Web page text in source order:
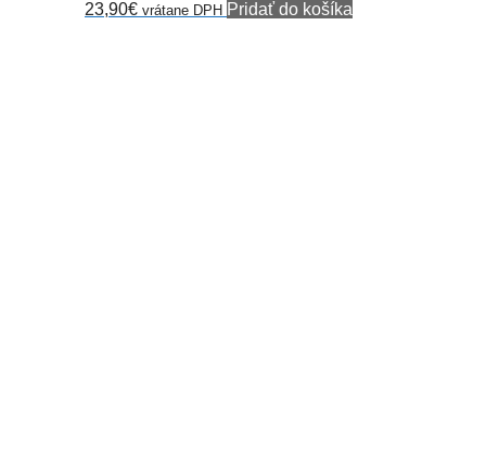
23,90€ vrátane DPH Pridať do košíka